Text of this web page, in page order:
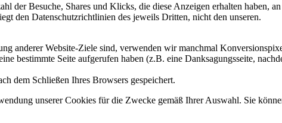
der Besuche, Shares und Klicks, die diese Anzeigen erhalten haben,
den Datenschutzrichtlinien des jeweils Dritten, nicht den unseren.
anderer Website-Ziele sind, verwenden wir manchmal
bestimmte Seite aufgerufen haben (z.B. eine Danksagungsseite,
dem Schließen Ihres Browsers gespeichert.
unserer Cookies für die Zwecke gemäß Ihrer Auswahl. Sie